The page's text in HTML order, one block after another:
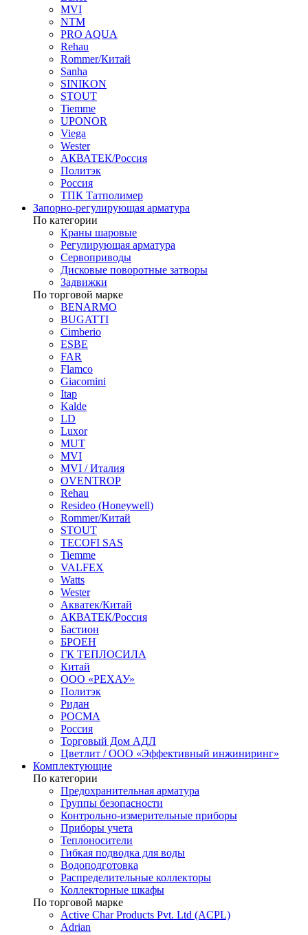
MVI
NTM
PRO AQUA
Rehau
Rommer/Китай
Sanha
SINIKON
STOUT
Tiemme
UPONOR
Viega
Wester
АКВАТЕК/Россия
Политэк
Россия
ТПК Татполимер
Запорно-регулирующая арматура
По категории
Краны шаровые
Регулирующая арматура
Сервоприводы
Дисковые поворотные затворы
Задвижки
По торговой марке
BENARMO
BUGATTI
Cimberio
ESBE
FAR
Flamco
Giacomini
Itap
Kalde
LD
Luxor
MUT
MVI
MVI / Италия
OVENTROP
Rehau
Resideo (Honeywell)
Rommer/Китай
STOUT
TECOFI SAS
Tiemme
VALFEX
Watts
Wester
Акватек/Китай
АКВАТЕК/Россия
Бастион
БРОЕН
ГК ТЕПЛОСИЛА
Китай
ООО «РЕХАУ»
Политэк
Ридан
РОСМА
Россия
Торговый Дом АДЛ
Цветлит / ООО «Эффективный инжиниринг»
Комплектующие
По категории
Предохранительная арматура
Группы безопасности
Контрольно-измерительные приборы
Приборы учета
Теплоносители
Гибкая подводка для воды
Водоподготовка
Распределительные коллекторы
Коллекторные шкафы
По торговой марке
Active Char Products Pvt. Ltd (ACPL)
Adrian